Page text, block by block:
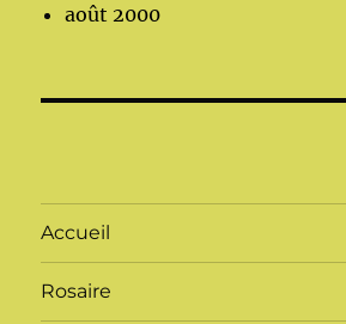
août 2000
Accueil
Rosaire